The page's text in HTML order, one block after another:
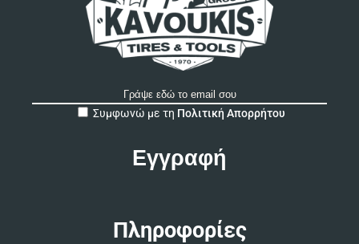
Συμφωνώ με τη Πολιτική Απορρήτου
Πληροφορίες